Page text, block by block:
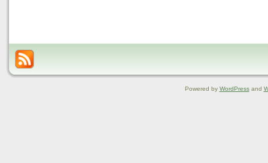
Powered by WordPressand